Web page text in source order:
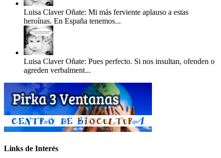
Luisa Claver Oñate: Mi más ferviente aplauso a estas
heroínas. En España tenemos...
Luisa Claver Oñate: Pues perfecto. Si nos insultan, ofenden o
agreden verbalment...
Links de Interés